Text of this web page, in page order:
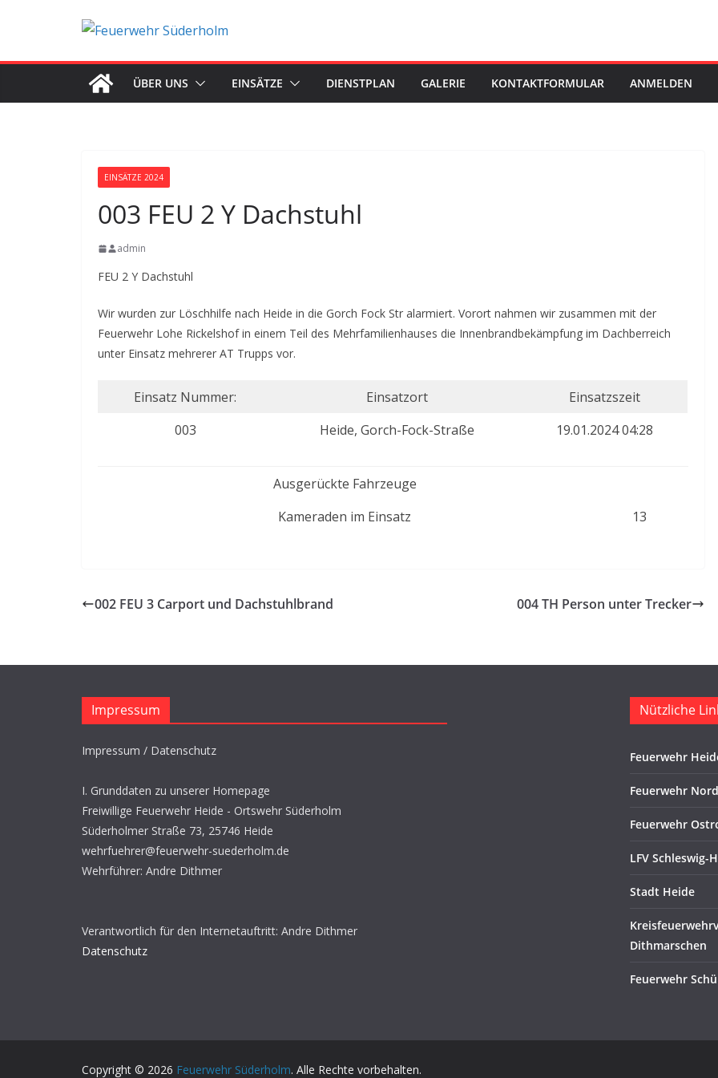
ÜBER UNS EINSÄTZE DIENSTPLAN GALERIE KONTAKTFORMULAR ANMELDEN
EINSÄTZE 2024
003 FEU 2 Y Dachstuhl
admin
FEU 2 Y Dachstuhl
Wir wurden zur Löschhilfe nach Heide in die Gorch Fock Str alarmiert. Vorort nahmen wir zusammen mit der
Feuerwehr Lohe Rickelshof in einem Teil des Mehrfamilienhauses die Innenbrandbekämpfung im Dachberreich
unter Einsatz mehrerer AT Trupps vor.
Einsatz Nummer: Einsatzort
Einsatzszeit
003
Heide, Gorch-Fock-Straße 19.01.2024 04:28
Ausgerückte Fahrzeuge
Kameraden im Einsatz
13
002 FEU 3 Carport und Dachstuhlbrand 004 TH Person unter Trecker
Impressum
Impressum / Datenschutz
I. Grunddaten zu unserer Homepage
Freiwillige Feuerwehr Heide - Ortswehr Süderholm
Süderholmer Straße 73, 25746 Heide
wehrfuehrer@feuerwehr-suederholm.de
Wehrführer: Andre Dithmer
Verantwortlich für den Internetauftritt: Andre Dithmer
Datenschutz
Nützliche
Feuerwehr
Feuerwehr
Feuerwehr
LFV Schleswig-
Stadt Heide
Dithmarschen
Feuerwehr
Copyright © 2026 Feuerwehr Süderholm. Alle Rechte vorbehalten.